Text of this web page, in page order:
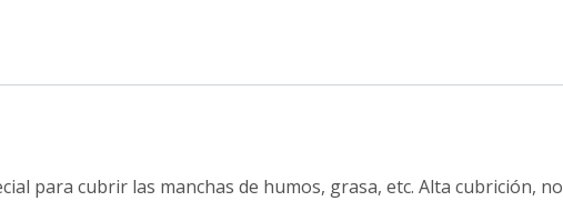
para cubrir las manchas de humos, grasa, etc. Alta cubrición, no